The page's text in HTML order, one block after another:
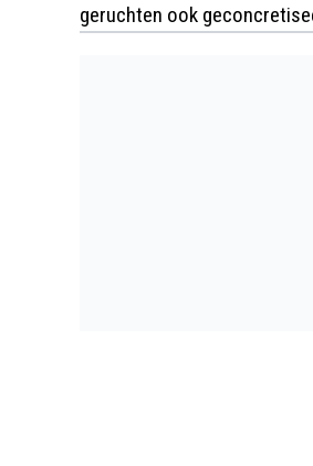
geruchten ook